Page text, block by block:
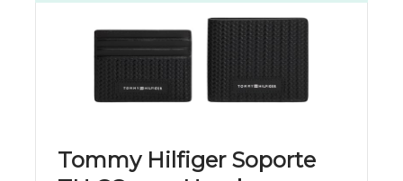
Tommy Hilfiger Soporte